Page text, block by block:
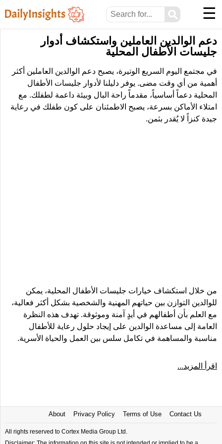
⚲ ☰
دعم الوالدين العاملين واستكشاف أدوار
جليسات الأطفال المحلية
في مجتمع اليوم السريع الوتيرة، يصبح دعم الوالدين العاملين أكثر
أهمية من أي وقت مضى. يوفر دليلنا لأدوار جليسات الأطفال
المحلية دعماً أساسياً، مقدماً راحة البال وبيئة داعمة لطفلك. مع
امتلاء الأماكن بسرعة، يصبح الاطمئنان على كون طفلك في رعاية
جيدة كنزاً لا يُقدر بثمن.
من خلال استكشاف خيارات جليسات الأطفال المحلية، يمكن
للوالدين التوازن بين حياتهم المهنية والشخصية بشكل أكثر فعالية،
مع العلم بأن أطفالهم في أيدٍ آمنة وموثوقة. تهدف هذه النظرة
العامة إلى مساعدة الوالدين على إيجاد حلول رعاية للأطفال
مناسبة والمساهمة في تكامل سلس بين العمل والحياة الأسرية.
اقرأ المزيد...
About Privacy Policy Terms of Use Contact Us
All rights reserved to Cortex Media Group Ltd.